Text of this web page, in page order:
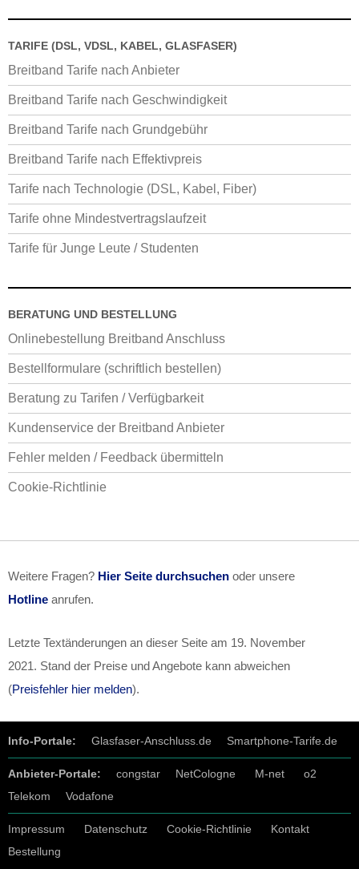
TARIFE (DSL, VDSL, KABEL, GLASFASER)
Breitband Tarife nach Anbieter
Breitband Tarife nach Geschwindigkeit
Breitband Tarife nach Grundgebühr
Breitband Tarife nach Effektivpreis
Tarife nach Technologie (DSL, Kabel, Fiber)
Tarife ohne Mindestvertragslaufzeit
Tarife für Junge Leute / Studenten
BERATUNG UND BESTELLUNG
Onlinebestellung Breitband Anschluss
Bestellformulare (schriftlich bestellen)
Beratung zu Tarifen / Verfügbarkeit
Kundenservice der Breitband Anbieter
Fehler melden / Feedback übermitteln
Cookie-Richtlinie
Weitere Fragen? Hier Seite durchsuchen oder unsere
Hotline anrufen.
Letzte Textänderungen an dieser Seite am 19. November
2021 . Stand der Preise und Angebote kann abweichen
(Preisfehler hier melden).
Info-Portale: Glasfaser-Anschluss.de Smartphone-Tarife.de
Anbieter-Portale: congstar NetCologne M-net
o2
Telekom
Vodafone
Impressum Datenschutz Cookie-Richtlinie
Kontakt
Bestellung